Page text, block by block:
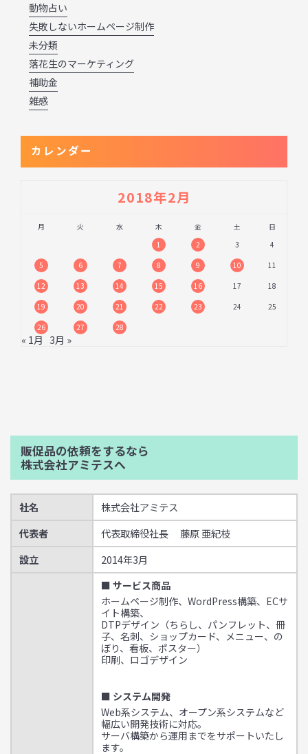
動物占い
失敗しないホームページ制作
未分類
落花生のマーケティング
補助金
雑感
カレンダー
2018年2月
月 火 水 木 金 土
日
1
2 3
4
5
6 7 8 9 10
11
12
13 14 15 16 17
18
19
20 21 22 23 24
25
26
27 28
« 1月 3月 »
販促品の依頼をするなら
株式会社アミテスへ
社名
株式会社アミテス
代表者
代表取締役社長 藤原 亜紀枝
設立
2014年3月
■ サービス商品
ホームページ制作、WordPress構築、ECサ
イト構築、
DTPデザイン（ちらし、パンフレット、冊
子、名刺、ショップカード、メニュー、の
ぼり、看板、ポスター）
印刷、ロゴデザイン
■ システム開発
Web系システム、オープン系システムなど
幅広い開発技術に対応。
サーバ構築から運用までをサポートいたし
ます。